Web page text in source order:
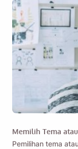
Memilih Tema
Pemilihan tema